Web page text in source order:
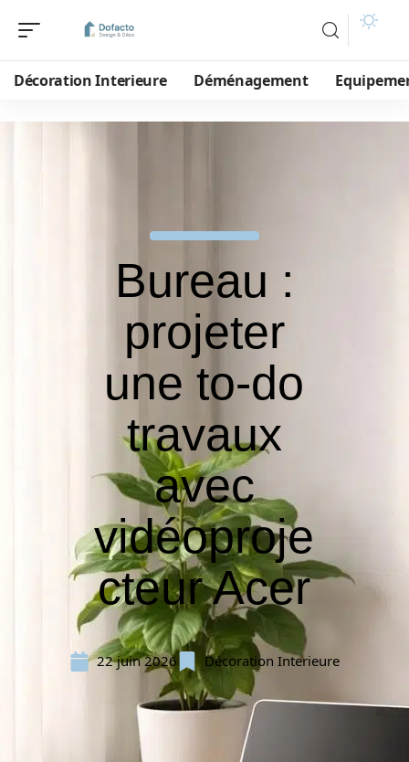
Décoration Interieure Déménagement
Bureau :
projeter
une to-do
travaux
avec
vidéoproje
cteur Acer
22 juin 2026 Décoration Interieure